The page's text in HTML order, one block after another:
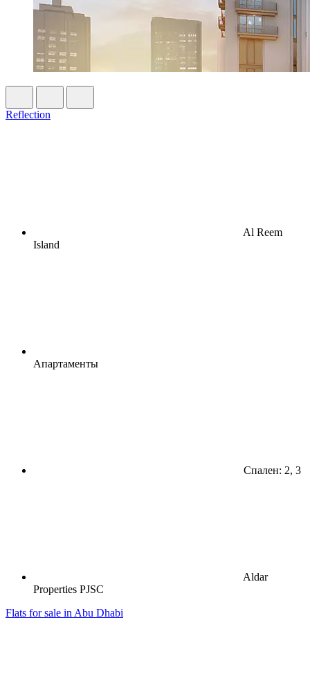
Reflection
Al Reem
Island
Апартаменты
Спален: 2, 3
Aldar
Properties PJSC
Flats for sale in Abu Dhabi